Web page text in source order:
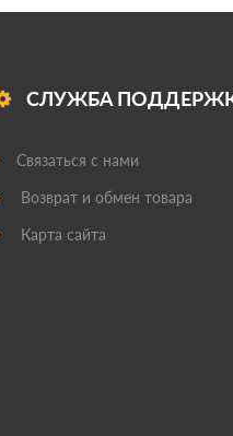
СЛУЖБА
Связаться с нами
Возврат и обмен товара
Карта сайта